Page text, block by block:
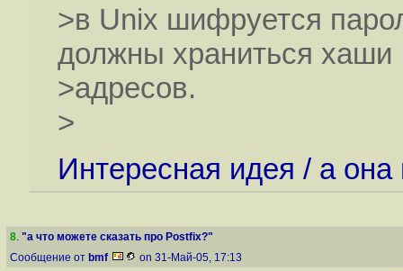
>в Unix шифруется
должны храниться хаши
>адресов.
>
Интересная идея / а она
8. "а что можете сказать про Postfix?"
Сообщение от bmf on 31-Май-05, 17:13